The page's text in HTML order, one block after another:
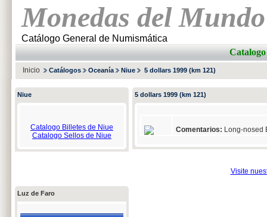
Monedas del Mundo
Catálogo General de Numismática
Inicio Catálogos Oceanía Niue 5 dollars 1999 (km 121)
Niue
Catalogo Billetes de Niue
Catalogo Sellos de Niue
Luz de Faro
5 dollars 1999 (km 121)
Comentarios: Long-nosed
Visite